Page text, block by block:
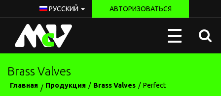
РУССКИЙ АВТОРИЗОВАТЬСЯ
Toggle
navigation
Brass Valves
Главная Продукция Brass Valves Perfect